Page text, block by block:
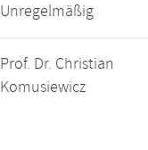
Unregelmäßig
Prof. Dr. Christian
Komusiewicz